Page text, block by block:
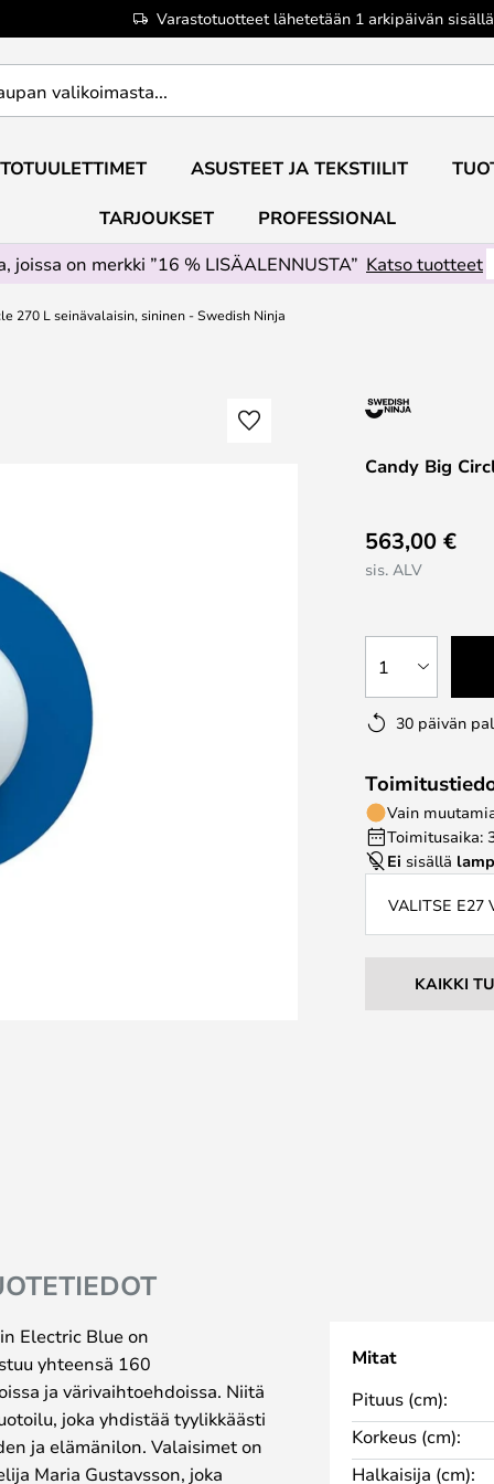
Varastotuotteet lähetetään 1 arkipäivän sisällä
ASUSTEET JA TEKSTIILIT
TARJOUKSET
PROFESSIONAL
joissa on merkki ”16 % LISÄALENNUSTA” Katso tuotteet
270 L seinävalaisin, sininen - Swedish Ninja
Candy Big
563,00 €
sis. ALV
1
30 päivän
Vain
Toimitusaika:
Ei sisällä
VALITSE E27
KAIKKI
Electric Blue on
yhteensä 160
ja värivaihtoehdoissa. Niitä
joka yhdistää tyylikkäästi
ja elämänilon. Valaisimet on
Maria Gustavsson, joka
Mitat
Pituus (cm):
Korkeus (cm):
Halkaisija (cm):